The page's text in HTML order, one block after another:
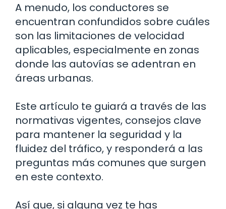
A menudo, los conductores se
encuentran confundidos sobre cuáles
son las limitaciones de velocidad
aplicables, especialmente en zonas
donde las autovías se adentran en
áreas urbanas.
Este artículo te guiará a través de las
normativas vigentes, consejos clave
para mantener la seguridad y la
fluidez del tráfico, y responderá a las
preguntas más comunes que surgen
en este contexto.
Así que, si alguna vez te has